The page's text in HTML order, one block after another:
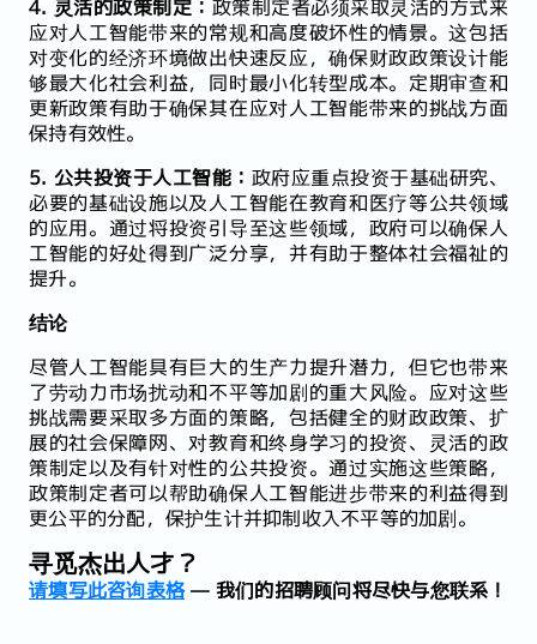
4. 灵活的政策制定： 政策制定者必须采取灵活的方式来
应对人工智能带来的常规和高度破坏性的情景。这包括
对变化的经济环境做出快速反应，确保财政政策设计能
够最大化社会利益，同时最小化转型成本。定期审查和
更新政策有助于确保其在应对人工智能带来的挑战方面
保持有效性。
5. 公共投资于人工智能： 政府应重点投资于基础研究、
必要的基础设施以及人工智能在教育和医疗等公共领域
的应用。通过将投资引导至这些领域，政府可以确保人
工智能的好处得到广泛分享，并有助于整体社会福祉的
提升。
结论
尽管人工智能具有巨大的生产力提升潜力，但它也带来
了劳动力市场扰动和不平等加剧的重大风险。应对这些
挑战需要采取多方面的策略，包括健全的财政政策、扩
展的社会保障网、对教育和终身学习的投资、灵活的政
策制定以及有针对性的公共投资。通过实施这些策略，
政策制定者可以帮助确保人工智能进步带来的利益得到
更公平的分配，保护生计并抑制收入不平等的加剧。
寻觅杰出人才？
请填写此咨询表格— 我们的招聘顾问将尽快与您联系！